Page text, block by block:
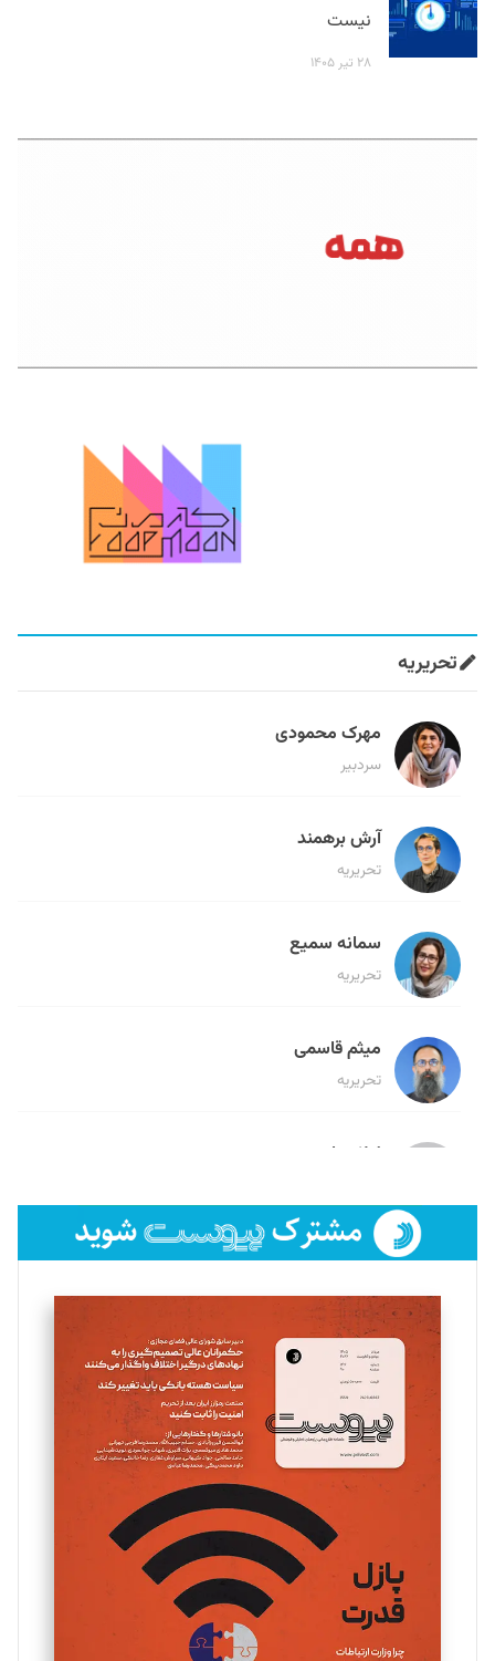
نیست
۲۸ تیر ۱۴۰۵
تحریریه
مهرک محمودی
سردبیر
آرش برهمند
تحریریه
سمانه سمیع
تحریریه
میثم قاسمی
تحریریه
لیلا حنارود
فائزه فتحی رستمی
تحریریه
سروش کرمیان
تحریریه
مینا پاکدل
یسنا امان‌پور
تحریریه